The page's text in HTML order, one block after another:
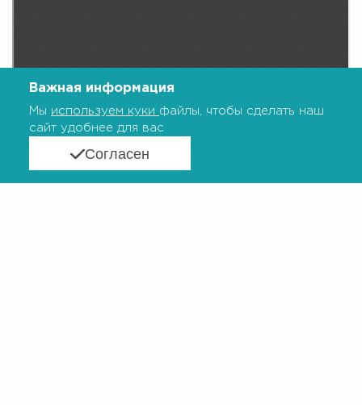
Важная информация
Мы используем куки файлы, чтобы сделать наш
сайт удобнее для вас
Согласен